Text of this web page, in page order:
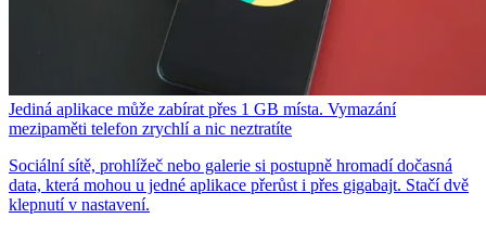
Jediná aplikace může zabírat přes 1 GB místa. Vymazání
mezipaměti telefon zrychlí a nic neztratíte
Sociální sítě, prohlížeč nebo galerie si postupně hromadí dočasná
data, která mohou u jedné aplikace přerůst i přes gigabajt. Stačí dvě
klepnutí v nastavení.